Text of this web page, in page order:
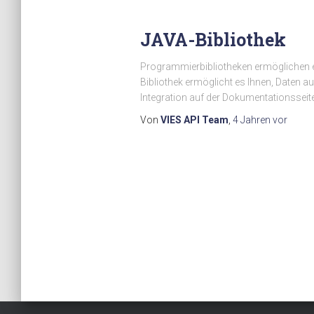
JAVA-Bibliothek
Programmierbibliotheken ermöglichen
Bibliothek ermöglicht es Ihnen, Daten
Integration auf der
Von VIES API Team 4 Jahren vor